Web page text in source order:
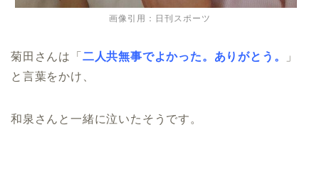
画像引用：日刊スポーツ
菊田さんは「 二人共無事でよかった。ありがとう。
」
と言葉をかけ、
和泉さんと一緒に泣いたそうです。